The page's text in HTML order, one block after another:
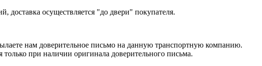
осуществляется "до двери" покупателя.
нам доверительное письмо на данную транспортную компанию.
при наличии оригинала доверительного письма.